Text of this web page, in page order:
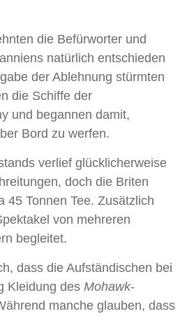
die Befürworter und
natürlich entschieden
der Ablehnung stürmten
die Schiffe der
und begannen damit,
Bord zu werfen.
verlief glücklicherweise
doch die Briten
45 Tonnen Tee. Zusätzlich
von mehreren
begleitet.
dass die Aufständischen bei
Kleidung des Mohawk-
manche glauben, dass